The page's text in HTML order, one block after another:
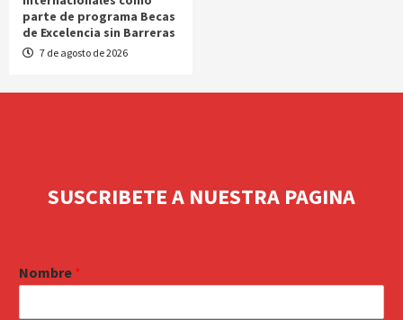
parte de programa Becas
de Excelencia sin Barreras
7 de agosto de 2026
SUSCRIBETE A NUESTRA PAGINA
Nombre *